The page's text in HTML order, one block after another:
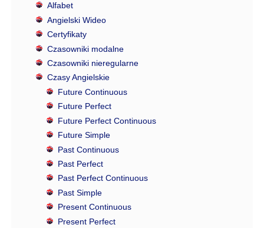
Alfabet
Angielski Wideo
Certyfikaty
Czasowniki modalne
Czasowniki nieregularne
Czasy Angielskie
Future Continuous
Future Perfect
Future Perfect Continuous
Future Simple
Past Continuous
Past Perfect
Past Perfect Continuous
Past Simple
Present Continuous
Present Perfect